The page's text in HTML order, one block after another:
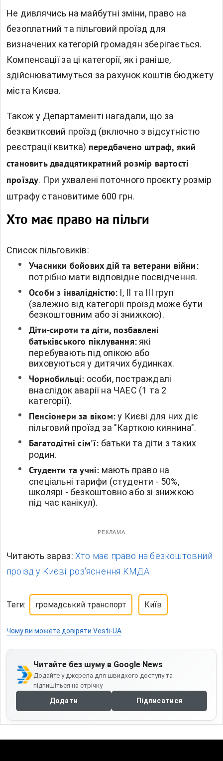
Не дивлячись на майбутні зміни, право на
безоплатний та пільговий проїзд для
визначених категорій громадян зберігається.
Компенсації за ці категорії, як і раніше,
здійснюватимуться за рахунок коштів бюджету
міста Києва.
Також у Департаменті нагадали, що за
безквитковий проїзд (включно з відсутністю
реєстрації квитка) передбачено штраф, який
становить двадцятикратний розмір вартості
проїзду. При ухвалені поточного проєкту розмір
штрафу становитиме 600 грн.
Хто має право на пільги
Список пільговиків:
Учасники бойових дій та ветерани війни:
потрібно мати відповідне посвідчення.
Особи з інвалідністю: I, II та III груп
(залежно від категорії проїзд може бути
безкоштовним або зі знижкою).
Діти-сироти та діти, позбавлені
батьківського піклування: які
перебувають під опікою або
виховуються у дитячих будинках.
Чорнобильці: особи, постраждалі
внаслідок аварії на ЧАЕС (1 та 2
категорії).
Пенсіонери за віком: у Києві для них діє
пільговий проїзд за "Карткою киянина".
Багатодітні сім'ї: батьки та діти з таких
родин.
Студенти та учні: мають право на
спеціальні тарифи (студенти - 50%,
школярі - безкоштовно або зі знижкою
під час канікул).
РЕКЛАМА
Читають зараз: Хто має право на безкоштовний
проїзд у Києві: роз'яснення КМДА.
Теги: громадський транспорт Київ
Чому ви можете довіряти Vesti-UA
Читайте без шуму в Google News
Додайте у джерела для швидкого доступу та
підпишіться на стрічку
Додати Підписатися